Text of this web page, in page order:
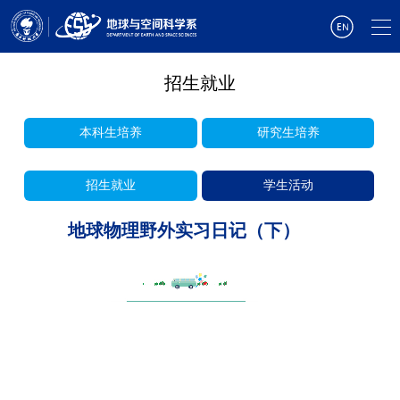
招生就业
本科生培养 研究生培养
招生就业 学生活动
地球物理野外实习日记（下）